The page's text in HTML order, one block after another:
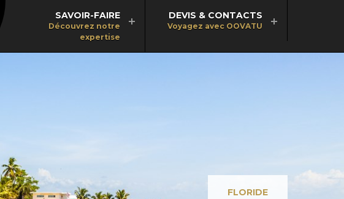
SAVOIR-FAIRE
Découvrez notre
expertise
DEVIS & CONTACTS
Voyagez avec OOVATU
FLORIDE